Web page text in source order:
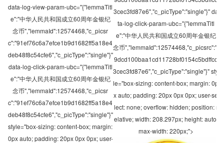
data-log-view-param-ubc="{"lemmaTitl
e":"中华人民共和国成立60周年金银纪
念币","lemmaId":12574468,"c_picsr
c":"91ef76c6a7efce1b9d1682ff5a18e4
deb48f8c54cfe6","c_picType":"single"}"
data-log-click-param-ubc="{"lemmaTitl
e":"中华人民共和国成立60周年金银纪
念币","lemmaId":12574468,"c_picsr
c":"91ef76c6a7efce1b9d1682ff5a18e4
deb48f8c54cfe6","c_picType":"single"}"
style="box-sizing: content-box; margin:
0px auto; padding: 20px 0px 0px; user-
3cec3fd87e6","c_picType":"single"}" da
ta-log-click-param-ubc="{"lemmaTitl
e":"中华人民共和国成立60周年金银纪
念币","lemmaId":12574468,"c_picsrc":"f
9dcd100baa1cd11728bf0154c5bdffcc
3cec3fd87e6","c_picType":"single"}" sty
le="box-sizing: content-box; margin: 0p
x auto; padding: 20px 0px 0px; user-se
lect: none; overflow: hidden; position: r
elative; width: 208.297px; height: auto;
max-width: 220px;">